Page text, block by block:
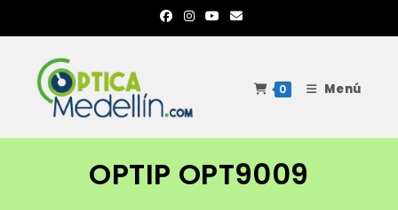
al
contenido
0 Menú
OPTIP OPT9009